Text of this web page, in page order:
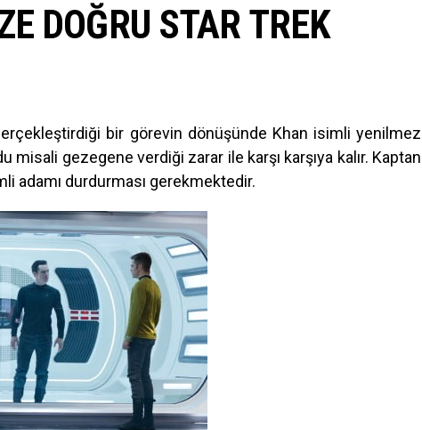
DOĞRU STAR TREK
bir görevin dönüşünde Khan isimli yenilmez
misali gezegene verdiği zarar ile karşı karşıya kalır. Kaptan
adamı durdurması gerekmektedir.